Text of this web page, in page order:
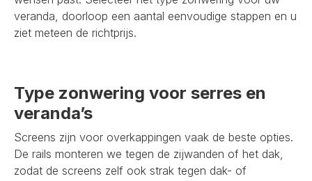
veranda, doorloop een aantal eenvoudige stappen en u
ziet meteen de richtprijs.
Type zonwering voor serres en
veranda’s
Screens zijn voor overkappingen vaak de beste opties.
De rails monteren we tegen de zijwanden of het dak,
zodat de screens zelf ook strak tegen dak- of